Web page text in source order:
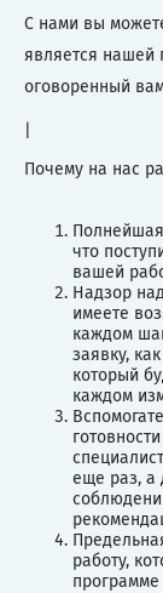
С нами вы
является нашей
оговоренный
Почему на нас
что
вашей
Надзор
имеете
каждом
заявку,
который
каждом
еще раз, а
работу,
программе